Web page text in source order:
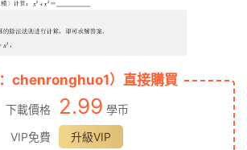
：chenronghuo1）直接購買
下載價格 2.99 學币
VIP免費
升級VIP